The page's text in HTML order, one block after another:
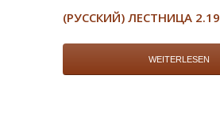
(РУССКИЙ) ЛЕСТНИЦА 2.19
WEITERLESEN